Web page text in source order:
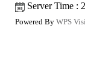
Server Time :
Powered By WPS